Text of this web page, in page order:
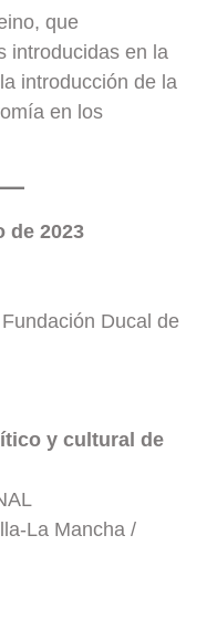
que
introducidas en la
introducción de la
en los
de 2023
Ducal de
y cultural de
La Mancha /